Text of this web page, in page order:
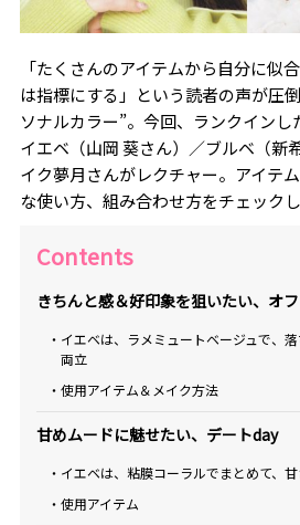
「たくさんのアイテムから自分に似
は指標にする」という読者の声が圧
ソナルカラー”。今回、ランクイン
イエベ（山岡 葵さん）／ブルベ（新
イク夢月さんがレクチャー。アイテ
な使い方、組み合わせ方をチェックし
Contents
きちんと感＆好印象を狙いたい、オ
・イエベは、ラメミュートベージュで、
両立
・使用アイテム＆メイク方法
甘めムードに魅せたい、デートday
・イエベは、粘膜コーラルでまとめて、
・使用アイテム